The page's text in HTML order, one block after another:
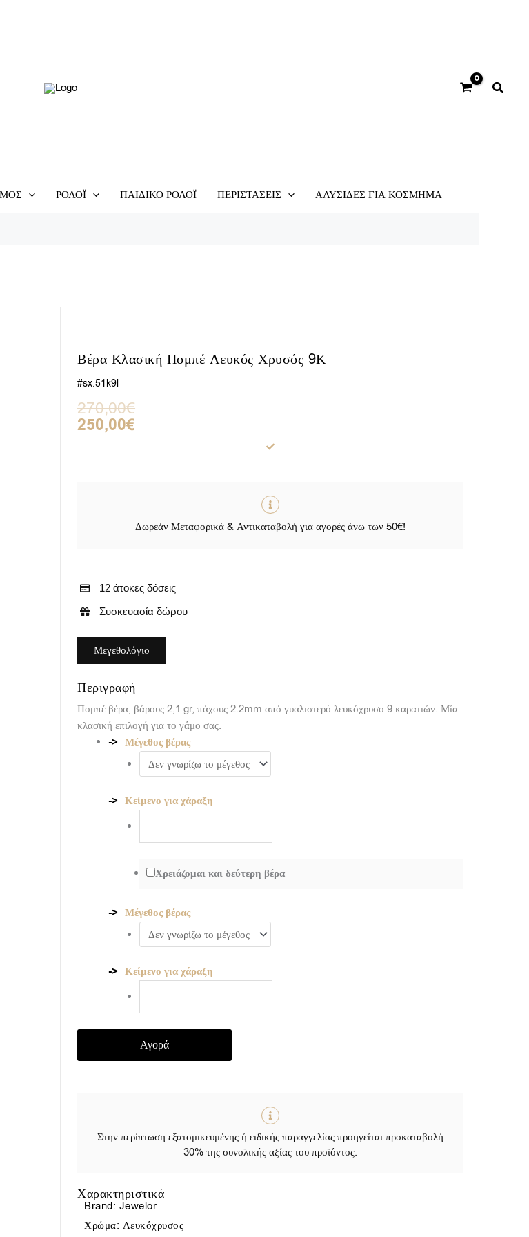
ΡΟΛΟΪ ΠΑΙΔΙΚΟ ΡΟΛΟΪ ΠΕΡΙΣΤΑΣΕΙΣ ΑΛΥΣΙΔΕΣ ΓΙΑ ΚΟΣΜΗΜΑ
Βέρα Κλασική Πομπέ Λευκός Χρυσός 9Κ
#sx.51k9l
270,00€Original
250,00€
Η
Δωρεάν Μεταφορικά & Αντικαταβολή για αγορές άνω των 50€!
12 άτοκες δόσεις
Συσκευασία δώρου
Μεγεθολόγιο
Περιγραφή
Πομπέ βέρα, βάρους 2,1 gr, πάχους 2.2mm από γυαλιστερό λευκόχρυσο 9 καρατιών. Μία
κλασική επιλογή για το γάμο σας.
Μέγεθος βέρας
Κείμενο για χάραξη
Χρειάζομαι και δεύτερη βέρα
Μέγεθος βέρας
Κείμενο για χάραξη
Αγορά
Στην περίπτωση εξατομικευμένης ή ειδικής παραγγελίας προηγείται προκαταβολή
30% της συνολικής αξίας του προϊόντος.
Χαρακτηριστικά
Brand: Jewelor
Χρώμα: Λευκόχρυσος